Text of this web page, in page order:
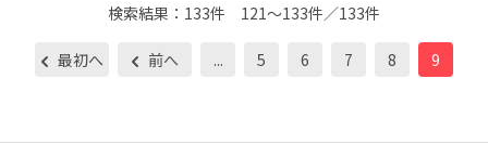
検索結果： 133件 121～133件／133件
最初へ 前へ ... 5 6 7 8 9